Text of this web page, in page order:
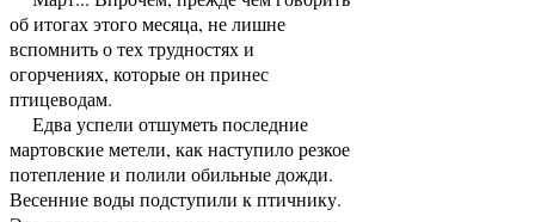
об итогах этого месяца, не лишне
вспомнить о тех трудностях и
огорчениях, которые он принес
птицеводам.
Едва успели отшуметь последние
мартовские метели, как наступило резкое
потепление и полили обильные дожди.
Весенние воды подступили к птичнику.